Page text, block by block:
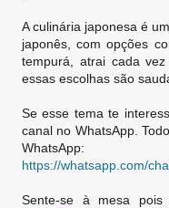
A culinária japonesa é
japonês, com opções
tempurá, atrai cada
essas escolhas são
Se esse tema te
canal no WhatsApp.
WhatsApp:
https://whatsapp.com/
Sente-se à mesa